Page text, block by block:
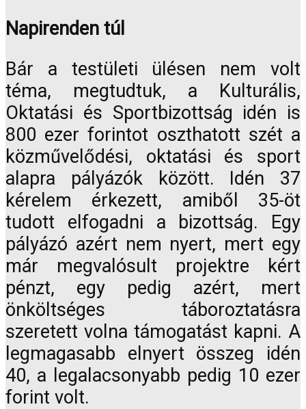
Napirenden túl
Bár a testületi ülésen nem volt
téma, megtudtuk, a Kulturális,
Oktatási és Sportbizottság idén is
800 ezer forintot oszthatott szét a
közművelődési, oktatási és sport
alapra pályázók között. Idén 37
kérelem érkezett, amiből 35-öt
tudott elfogadni a bizottság. Egy
pályázó azért nem nyert, mert egy
már megvalósult projektre kért
pénzt, egy pedig azért, mert
önköltséges táboroztatásra
szeretett volna támogatást kapni. A
legmagasabb elnyert összeg idén
40, a legalacsonyabb pedig 10 ezer
forint volt.